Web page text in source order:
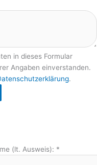
in dieses Formular
Angaben einverstanden.
.
(lt. Ausweis): *